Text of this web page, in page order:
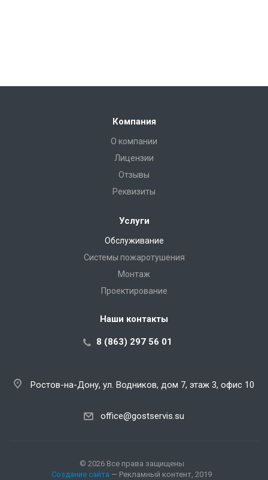
Компания
О компании
Лицензии
Отзывы
Реквизиты
Услуги
Обслуживание
Системы пожаротушения
Монтаж
Проектирование
Наши контакты
8 (863) 297 56 01
Ростов-на-Дону, ул. Водников, дом 7, этаж 3, офис 10
office@gostservis.su
© 2026 Все права защищены
Создание сайта — Рекламный контент, 2019